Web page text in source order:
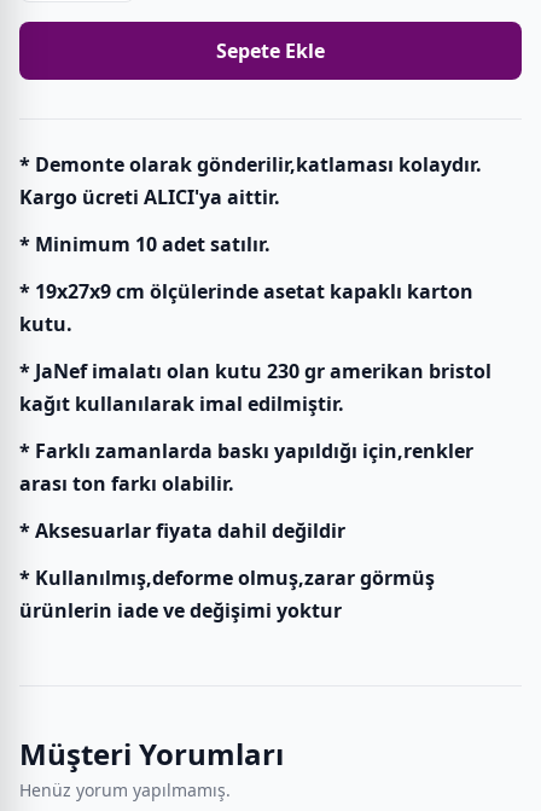
Sepete Ekle
* Demonte olarak gönderilir,katlaması kolaydır.
Kargo ücreti ALICI'ya aittir.
* Minimum 10 adet satılır.
* 19x27x9 cm ölçülerinde asetat kapaklı karton
kutu.
* JaNef imalatı olan kutu 230 gr amerikan bristol
kağıt kullanılarak imal edilmiştir.
* Farklı zamanlarda baskı yapıldığı için,renkler
arası ton farkı olabilir.
* Aksesuarlar fiyata dahil değildir
* Kullanılmış,deforme olmuş,zarar görmüş
ürünlerin iade ve değişimi yoktur
Müşteri Yorumları
Henüz yorum yapılmamış.